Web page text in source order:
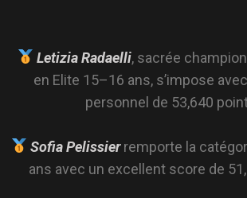
en Elite 15–16 ans, s’impose
personnel de 53,640
ans avec un excellent score de